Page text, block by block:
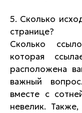
5. Сколько
странице?
Сколько
которая
расположена
важный
вместе с
невелик.